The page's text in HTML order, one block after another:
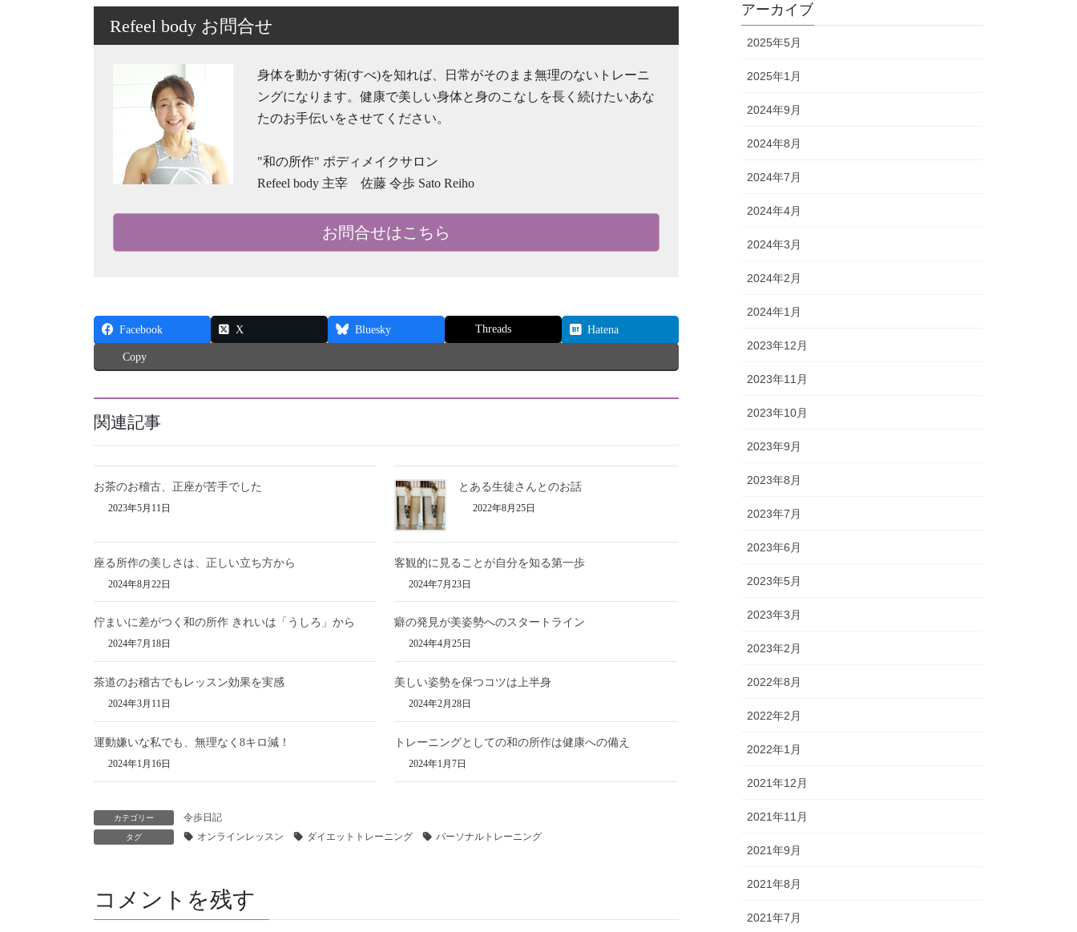
Refeel body お問合せ
身体を動かす術(すべ)を知れば、日常がそのまま無理のないトレーニ
ングになります。健康で美しい身体と身のこなしを長く続けたいあな
たのお手伝いをさせてください。
"和の所作" ボディメイクサロン
Refeel body 主宰 佐藤 令歩 Sato Reiho
お問合せはこちら
Facebook X Bluesky Threads Hatena
Copy
関連記事
お茶のお稽古、正座が苦手でした
2023年5月11日
とある生徒さんとのお話
2022年8月25日
座る所作の美しさは、正しい立ち方から
2024年8月22日
客観的に見ることが自分を知る第一歩
2024年7月23日
佇まいに差がつく和の所作 きれいは「うしろ」から
2024年7月18日
癖の発見が美姿勢へのスタートライン
2024年4月25日
茶道のお稽古でもレッスン効果を実感
2024年3月11日
美しい姿勢を保つコツは上半身
2024年2月28日
運動嫌いな私でも、無理なく8キロ減！
2024年1月16日
トレーニングとしての和の所作は健康への備え
2024年1月7日
カテゴリー 令歩日記
タグ オンラインレッスン ダイエットトレーニング パーソナルトレーニング
コメントを残す
アーカイブ
2025年5月
2025年1月
2024年9月
2024年8月
2024年7月
2024年4月
2024年3月
2024年2月
2024年1月
2023年12月
2023年11月
2023年10月
2023年9月
2023年8月
2023年7月
2023年6月
2023年5月
2023年3月
2023年2月
2022年8月
2022年2月
2022年1月
2021年12月
2021年11月
2021年9月
2021年8月
2021年7月